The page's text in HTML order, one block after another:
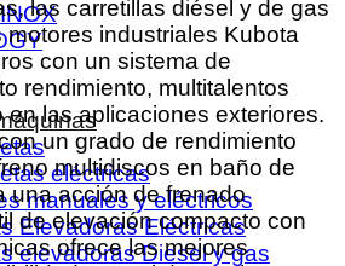
eléctricas
manuales y eléctricos
Elevadoras Eléctricas
elevadoras Diesel y gas
las carretillas diésel y de gas
industriales Kubota
con un sistema de
rendimiento, multitalentos
en las aplicaciones exteriores.
un grado de rendimiento
multidiscos en baño de
una acción de frenado
de elevación compacto con
ofrece las mejores